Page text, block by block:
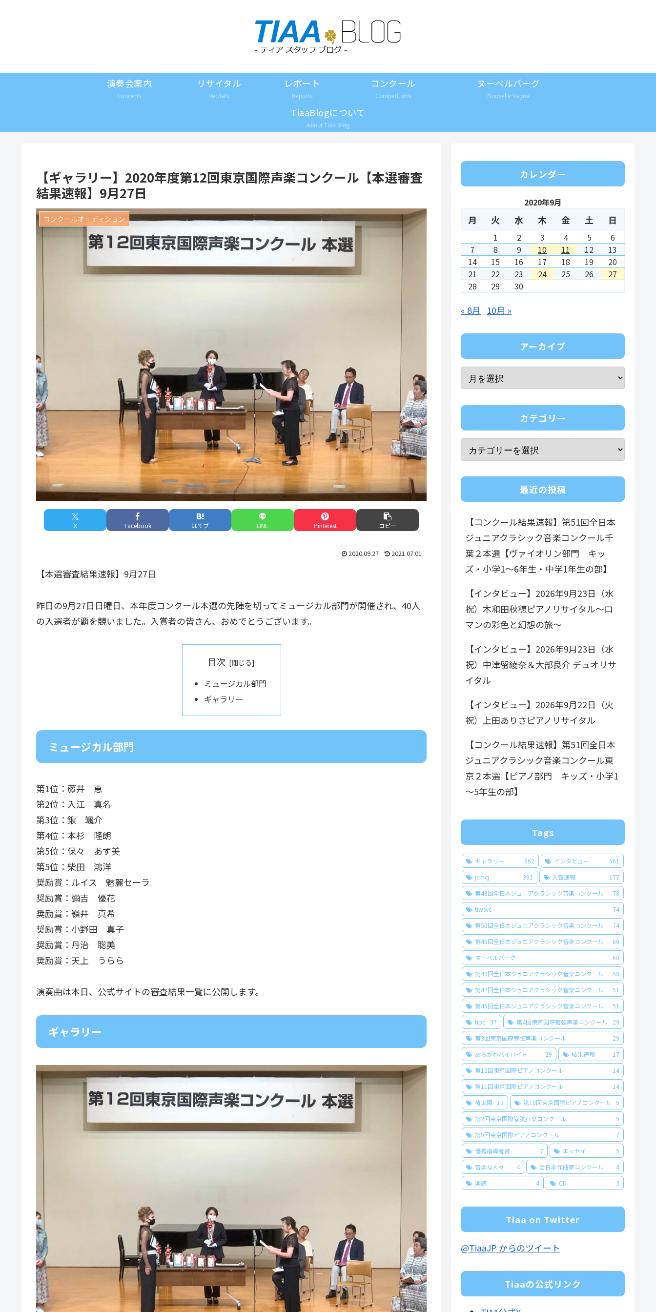
演奏会案内
Concerts
リサイタル
Recitals
レポート
Reports
コンクール
Competitions
ヌーベルバーグ
Nouvelle Vague
TiaaBlogについて
About Tiaa Blog
【ギャラリー】2020年度第12回東京国際声楽コンクール【本選審査
結果速報】9月27日
コンクールオーディション
X Facebook はてブ LINE Pinterest コピー
2020.09.27 2021.07.01
【本選審査結果速報】9月27日
昨日の9月27日日曜日、本年度コンクール本選の先陣を切ってミュージカル部門が開催され、40人
の入選者が覇を競いました。入賞者の皆さん、おめでとうございます。
目次
ミュージカル部門
ギャラリー
ミュージカル部門
第1位：藤井 恵
第2位：入江 真名
第3位：鍬 颯介
第4位：本杉 隆朗
第5位：保々 あず美
第5位：柴田 鴻洋
奨励賞：ルイス 魅麗セーラ
奨励賞：彌吉 優花
奨励賞：嶺井 真希
奨励賞：小野田 真子
奨励賞：丹治 聡美
奨励賞：天上 うらら
演奏曲は本日、公式サイトの審査結果一覧に公開します。
ギャラリー
カレンダー
2020年9月
月 火 水 木 金 土 日
1 2 3 4 5
6
7
8 9 10 11 12
13
14
15 16 17 18 19
20
21
22 23 24 25 26
27
28
29 30
« 8月 10月 »
アーカイブ
カテゴリー
最近の投稿
【コンクール結果速報】第51回全日本
ジュニアクラシック音楽コンクール千
葉２本選【ヴァイオリン部門 キッ
ズ・小学1～6年生・中学1年生の部】
【インタビュー】2026年9月23日（水
祝）木和田秋穂ピアノリサイタル～ロ
マンの彩色と幻想の旅～
【インタビュー】2026年9月23日（水
祝）中津留綾奈＆大部良介 デュオリサ
イタル
【インタビュー】2026年9月22日（火
祝）上田ありさピアノリサイタル
【コンクール結果速報】第51回全日本
ジュニアクラシック音楽コンクール東
京２本選【ピアノ部門 キッズ・小学1
～5年生の部】
Tags
ギャラリー 662 インタビュー
661
jcmcj
391 入賞速報
177
第48回全日本ジュニアクラシック音楽コンクール
78
tiwsvc
74
第50回全日本ジュニアクラシック音楽コンクール
74
第46回全日本ジュニアクラシック音楽コンクール
60
ヌーベルバーグ
60
第49回全日本ジュニアクラシック音楽コンクール
58
第47回全日本ジュニアクラシック音楽コンクール
51
第45回全日本ジュニアクラシック音楽コンクール
51
tipc
37 第4回東京国際管弦声楽コンクール
29
第3回東京国際管弦声楽コンクール
29
あらかわバイロイト
29 結果速報
17
第12回東京国際ピアノコンクール
14
第11回東京国際ピアノコンクール
14
椿太陽
13 第10回東京国際ピアノコンクール
9
第2回東京国際管弦声楽コンクール
9
第9回東京国際ピアノコンクール
7
優秀指導者賞
7 エッセイ
5
音楽な人々
4 全日本作曲家コンクール
4
楽譜
4 CD 3
Tiaa on Twitter
@TiaaJP からのツイート
Tiaaの公式リンク